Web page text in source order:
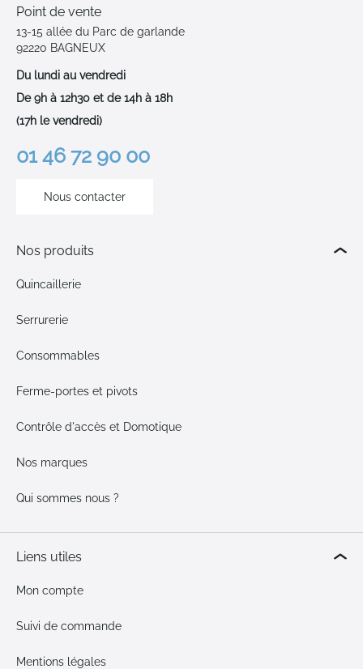
Point de vente
13-15 allée du Parc de garlande
92220 BAGNEUX
Du lundi au vendredi
De 9h à 12h30 et de 14h à 18h
(17h le vendredi)
01 46 72 90 00
Nous contacter
Nos produits
Quincaillerie
Serrurerie
Consommables
Ferme-portes et pivots
Contrôle d'accès et Domotique
Nos marques
Qui sommes nous ?
Liens utiles
Mon compte
Suivi de commande
Mentions légales